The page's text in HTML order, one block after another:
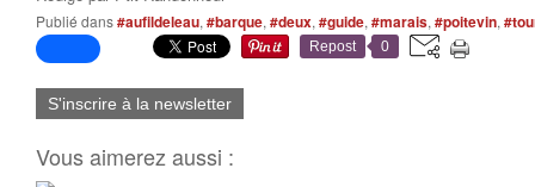
Publié dans#aufildeleau, #barque, #deux, #guide, #marais, #poitevin,
Repost 0
S'inscrire à la newsletter
Vous aimerez aussi :